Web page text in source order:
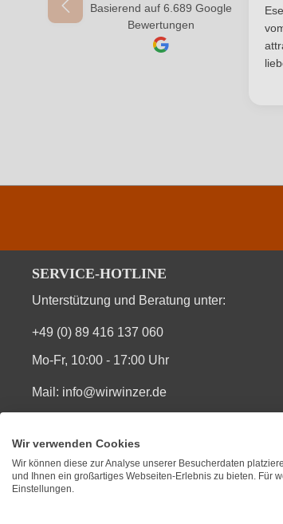
Region
Ihr Passwort
Durchschnittliche
Basierend auf 6.689 Google
Bewertungen
SERVICE-HOTLINE
Unterstützung und Beratung unter:
+49 (0) 89 416 137 060
Mo-Fr, 10:00 - 17:00 Uhr
Mail: info@wirwinzer.de
SIE FINDEN UNS AUCH AUF
Wir verwenden Cookies
Wir können diese zur Analyse unserer Besucherdaten
und Ihnen ein großartiges Webseiten-Erlebnis zu bieten. Für
Einstellungen.